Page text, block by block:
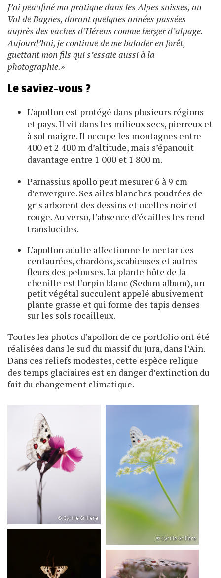
J’ai peaufiné ma pratique dans les Alpes suisses, au
Val de Bagnes, durant quelques années passées
auprès des vaches d’Hérens comme berger d’alpage.
Aujourd’hui, je continue de me balader en forêt,
guettant mon fils qui s’essaie aussi à la
photographie.»
Le saviez-vous ?
L’apollon est protégé dans plusieurs régions
et pays. Il vit dans les milieux secs, pierreux et
à sol maigre. Il occupe les montagnes entre
400 et 2 400 m d’altitude, mais s’épanouit
davantage entre 1 000 et 1 800 m.
Parnassius apollo peut mesurer 6 à 9 cm
d’envergure. Ses ailes blanches poudrées de
gris arborent des dessins et ocelles noir et
rouge. Au verso, l’absence d’écailles les rend
translucides.
L’apollon adulte affectionne le nectar des
centaurées, chardons, scabieuses et autres
fleurs des pelouses. La plante hôte de la
chenille est l’orpin blanc (Sedum album), un
petit végétal succulent appelé abusivement
plante grasse et qui forme des tapis denses
sur les sols rocailleux.
Toutes les photos d’apollon de ce portfolio ont été
réalisées dans le sud du massif du Jura, dans l’Ain.
Dans ces reliefs modestes, cette espèce relique
des temps glaciaires est en danger d’extinction du
fait du changement climatique.
© Cyrille Grillère
© Cyrille Grillère